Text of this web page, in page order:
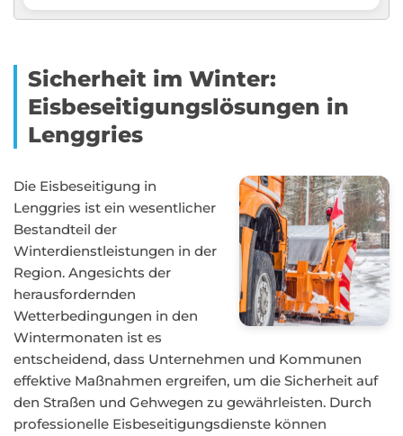
Sicherheit im Winter:
Eisbeseitigungslösungen in
Lenggries
Die Eisbeseitigung in
Lenggries ist ein wesentlicher
Bestandteil der
Winterdienstleistungen in der
Region. Angesichts der
herausfordernden
Wetterbedingungen in den
Wintermonaten ist es
entscheidend, dass Unternehmen und Kommunen
effektive Maßnahmen ergreifen, um die Sicherheit auf
den Straßen und Gehwegen zu gewährleisten. Durch
professionelle Eisbeseitigungsdienste können